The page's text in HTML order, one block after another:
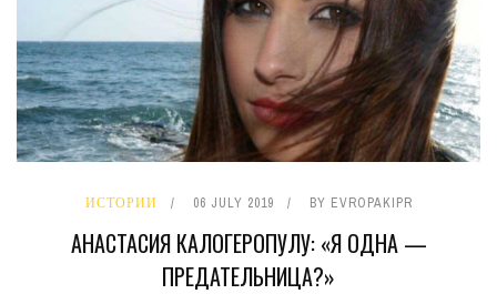
ИСТОРИИ 06 JULY 2019 BY EVROPAKIPR
АНАСТАСИЯ КАЛОГЕРОПУЛУ: «Я ОДНА —
ПРЕДАТЕЛЬНИЦА?»